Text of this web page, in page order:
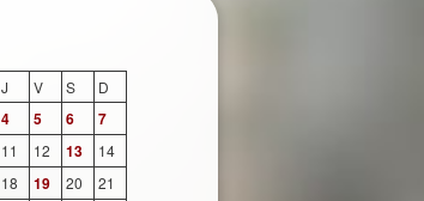
J V S D
4 5 6
7
11 12 13 14
18 19 20
21